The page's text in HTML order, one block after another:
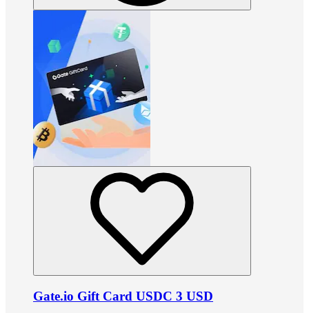
Gate.io Gift Card USDC 3 USD